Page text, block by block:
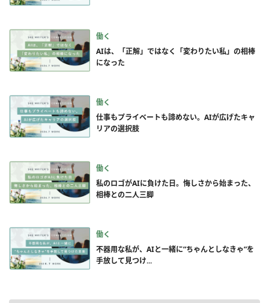
働く
AIは、「正解」ではなく「変わりたい私」の相棒
になった
働く
仕事もプライベートも諦めない。AIが広げたキャ
リアの選択肢
働く
私のロゴがAIに負けた日。悔しさから始まった、
相棒との二人三脚
働く
不器用な私が、AIと一緒に”ちゃんとしなきゃ”を
手放して見つけ...